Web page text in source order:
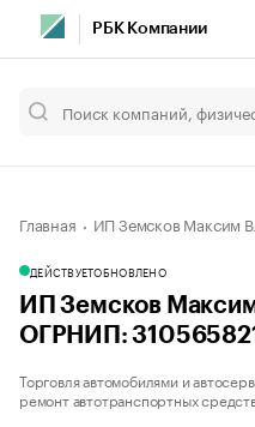
РБК Компании
Главная ИП Земсков Максим
ДЕЙСТВУЕТОБНОВЛЕНО
ИП Земсков
ОГРНИП:
Торговля автомобилями и
ремонт автотранспортных